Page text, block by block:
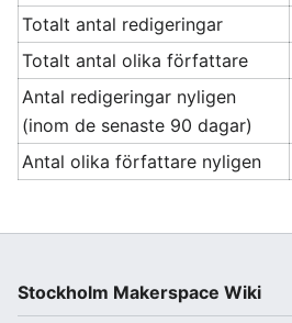
Totalt antal redigeringar
Totalt antal olika författare
Antal redigeringar nyligen
(inom de senaste 90 dagar)
Antal olika författare nyligen
Stockholm Makerspace Wiki